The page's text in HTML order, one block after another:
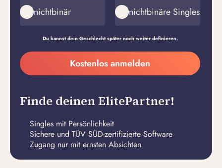
nichtbinär nichtbinäre Singles
Du kannst dein Geschlecht später noch weiter definieren.
Meine
E-
Adresse
erstellen
Kostenlos anmelden
Finde deinen ElitePartner!
Singles mit Persönlichkeit
Sichere und TÜV SÜD-zertifizierte Software
Zugang nur mit ernsten Absichten